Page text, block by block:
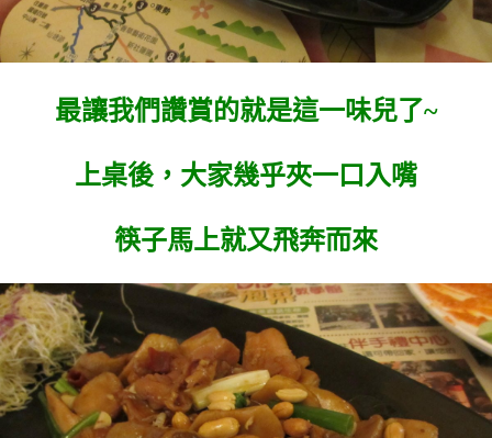
最讓我們讚賞的就是這一味兒了~
上桌後，大家幾乎夾一口入嘴
筷子馬上就又飛奔而來